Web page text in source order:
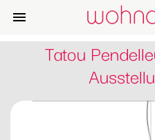

Tatou